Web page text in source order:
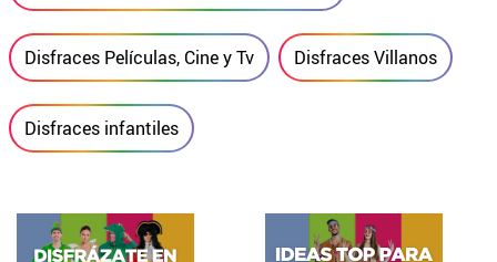
Disfraces Películas, Cine y Tv Disfraces Villanos
Disfraces infantiles